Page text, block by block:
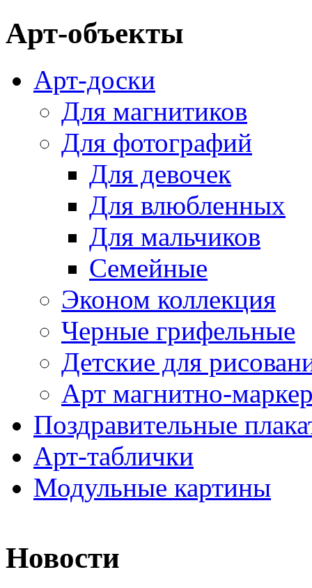
Арт-объекты
Арт-доски
Для магнитиков
Для фотографий
Для девочек
Для влюбленных
Для мальчиков
Семейные
Эконом коллекция
Черные грифельные
Детские для
Арт магнитно-
Поздравительные
Арт-таблички
Модульные картины
Новости